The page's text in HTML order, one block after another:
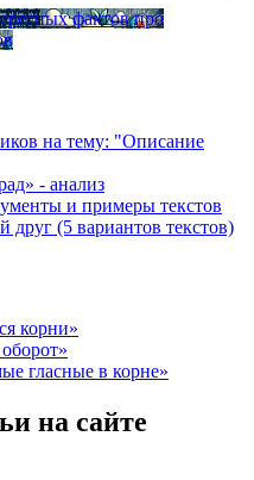
фактов про
на тему: "Описание
- анализ
и примеры текстов
(5 вариантов текстов)
корни»
гласные в корне»
на сайте